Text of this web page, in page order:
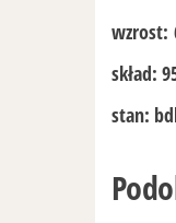
wzrost:
skład:
stan: